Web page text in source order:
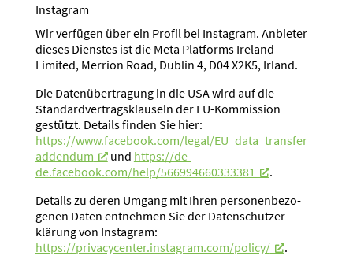
Instagram
Wir verfügen über ein Profil bei Instagram. Anbieter
dieses Dienstes ist die Meta Platforms Ireland
Limited, Merrion Road, Dublin 4, D04 X2K5, Irland.
Die Daten­über­tragung in die USA wird auf die
Standard­ver­trags­klauseln der EU-Kommission
gestützt. Details finden Sie hier:
https://www.facebook.com/legal/EU_data_transfer_
addendum
und https://de-
de.facebook.com/help/566994660333381
.
Details zu deren Umgang mit Ihren perso­nen­be­zo­
genen Daten entnehmen Sie der Daten­schutz­er­
klärung von Instagram:
https://privacycenter.instagram.com/policy/
.